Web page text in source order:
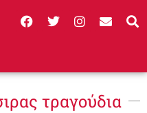
τραγούδια